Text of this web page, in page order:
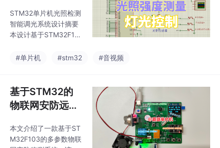
-80%） 超限时触发声
光报警（蜂鸣器和LED
指示灯） 支持通过ESP
据到OneNET云平台 采
仿真+代码+报告
+讲解视频
STM32单片机光照检测
智能调光系统设计摘要
本设计基于STM32F10
能光照调节系统，包含
通过光照传感器检测环
境光强（0-999lx），
在自动模式下能根据光
s）自动调节LED亮度
（10%-100%，5档可
#单片机 #stm32 #音视频
基于STM32的
物联网安防远程
图+PCB+报告
本文介绍了一款基于ST
M32F103的多参数物联